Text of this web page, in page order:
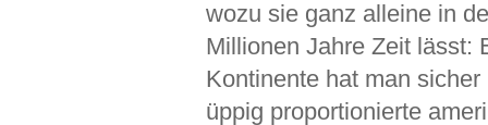
wozu sie ganz alleine in
Millionen Jahre Zeit lässt:
Kontinente hat man
üppig proportionierte